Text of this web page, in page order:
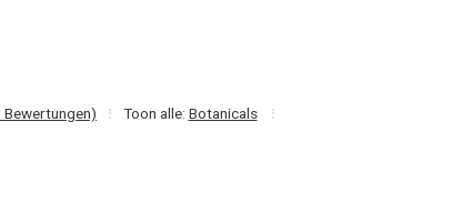
Toon alle: Botanicals